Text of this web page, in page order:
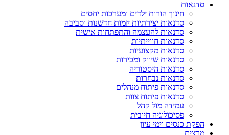
סדנאות
חינוך הורות ילדים ומערכות יחסים
סדנאות יצירתיות יזמות חדשנות וסביבה
סדנאות להעצמה והתפתחות אישית
סדנאות חווייתיות
סדנאות מקצועיות
סדנאות שיווק ומכירות
סדנאות היסטוריה
סדנאות נבחרות
סדנאות פיתוח מנהלים
סדנאות פיתוח צוות
עמידה מול קהל
פסיכולוגיה חיובית
הפקת כנסים וימי עיון